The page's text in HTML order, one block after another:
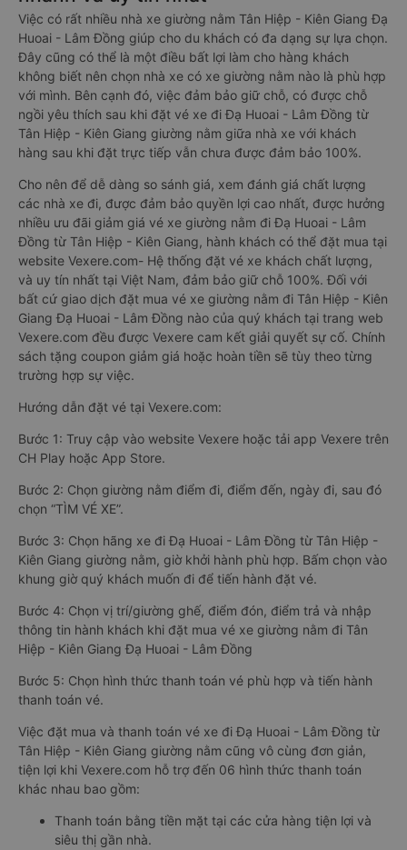
Việc có rất nhiều nhà xe giường nằm Tân Hiệp - Kiên Giang Đạ
Huoai - Lâm Đồng giúp cho du khách có đa dạng sự lựa chọn.
Đây cũng có thể là một điều bất lợi làm cho hàng khách
không biết nên chọn nhà xe có xe giường nằm nào là phù hợp
với mình. Bên cạnh đó, việc đảm bảo giữ chỗ, có được chỗ
ngồi yêu thích sau khi đặt vé xe đi Đạ Huoai - Lâm Đồng từ
Tân Hiệp - Kiên Giang giường nằm giữa nhà xe với khách
hàng sau khi đặt trực tiếp vẫn chưa được đảm bảo 100%.
Cho nên để dễ dàng so sánh giá, xem đánh giá chất lượng
các nhà xe đi, được đảm bảo quyền lợi cao nhất, được hưởng
nhiều ưu đãi giảm giá vé xe giường nằm đi Đạ Huoai - Lâm
Đồng từ Tân Hiệp - Kiên Giang, hành khách có thể đặt mua tại
website Vexere.com- Hệ thống đặt vé xe khách chất lượng,
và uy tín nhất tại Việt Nam, đảm bảo giữ chỗ 100%. Đối với
bất cứ giao dịch đặt mua vé xe giường nằm đi Tân Hiệp - Kiên
Giang Đạ Huoai - Lâm Đồng nào của quý khách tại trang web
Vexere.com đều được Vexere cam kết giải quyết sự cố. Chính
sách tặng coupon giảm giá hoặc hoàn tiền sẽ tùy theo từng
trường hợp sự việc.
Hướng dẫn đặt vé tại Vexere.com:
Bước 1: Truy cập vào website Vexere hoặc tải app Vexere trên
CH Play hoặc App Store.
Bước 2: Chọn giường nằm điểm đi, điểm đến, ngày đi, sau đó
chọn “TÌM VÉ XE”.
Bước 3: Chọn hãng xe đi Đạ Huoai - Lâm Đồng từ Tân Hiệp -
Kiên Giang giường nằm, giờ khởi hành phù hợp. Bấm chọn vào
khung giờ quý khách muốn đi để tiến hành đặt vé.
Bước 4: Chọn vị trí/giường ghế, điểm đón, điểm trả và nhập
thông tin hành khách khi đặt mua vé xe giường nằm đi Tân
Hiệp - Kiên Giang Đạ Huoai - Lâm Đồng
Bước 5: Chọn hình thức thanh toán vé phù hợp và tiến hành
thanh toán vé.
Việc đặt mua và thanh toán vé xe đi Đạ Huoai - Lâm Đồng từ
Tân Hiệp - Kiên Giang giường nằm cũng vô cùng đơn giản,
tiện lợi khi Vexere.com hỗ trợ đến 06 hình thức thanh toán
khác nhau bao gồm:
Thanh toán bằng tiền mặt tại các cửa hàng tiện lợi và
siêu thị gần nhà.